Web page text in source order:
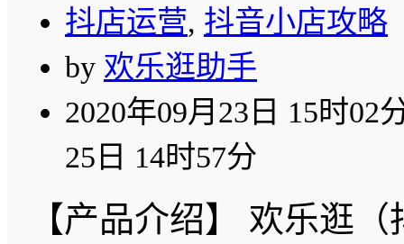
抖店运营, 抖音小店攻略
by 欢乐逛助手
2020年09月23日 15时02
25日 14时57分
【产品介绍】 欢乐逛